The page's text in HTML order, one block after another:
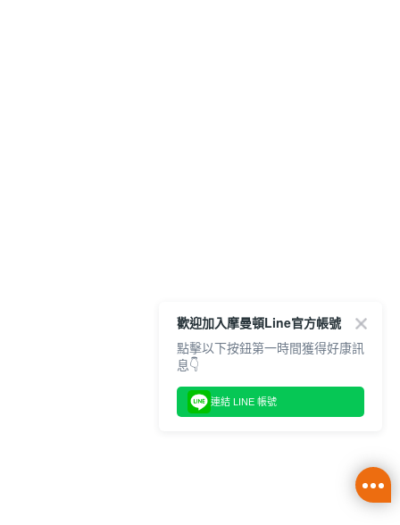
歡迎加入摩曼頓Line官方帳號
點擊以下按鈕第一時間獲得好康訊
息👇
連結 LINE 帳號